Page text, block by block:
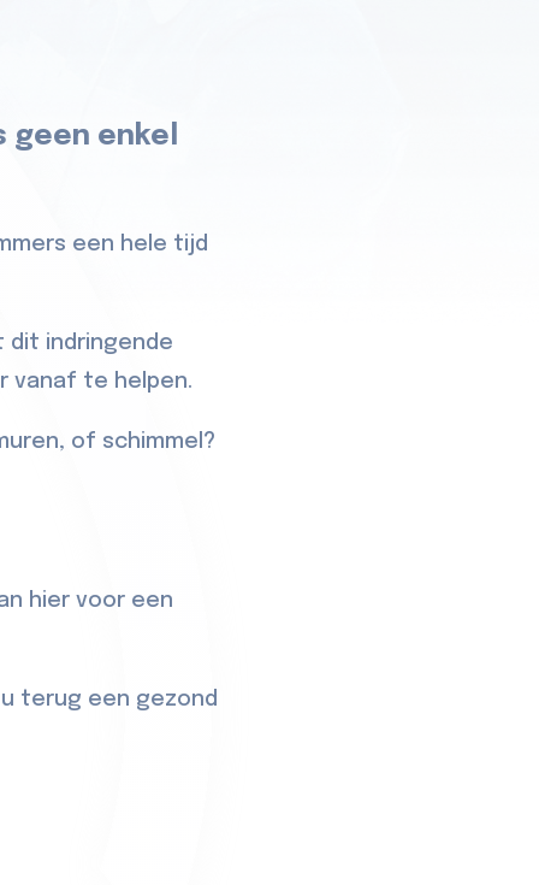
geen enkel
een hele tijd
dit indringende
vanaf te helpen.
of schimmel?
hier voor een
terug een gezond